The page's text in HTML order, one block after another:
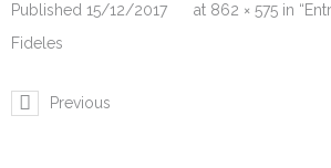
Consulta
Published 15/12/2017 at 862 × 575 in
Fideles
Previous